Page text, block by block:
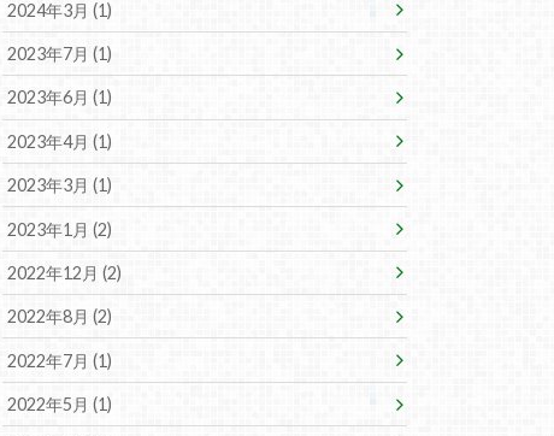
2024年3月 (1)
2023年7月 (1)
2023年6月 (1)
2023年4月 (1)
2023年3月 (1)
2023年1月 (2)
2022年12月 (2)
2022年8月 (2)
2022年7月 (1)
2022年5月 (1)